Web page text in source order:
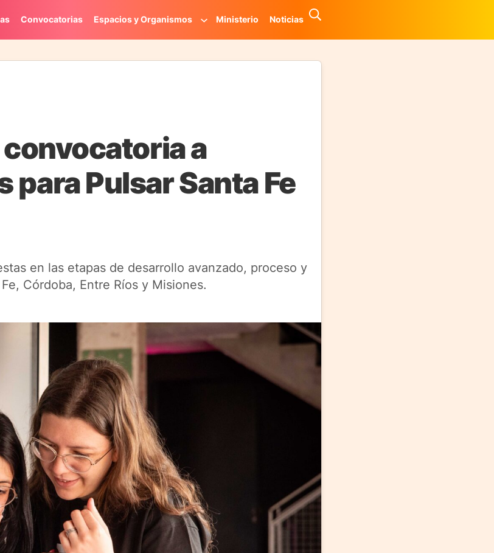
Convocatorias Espacios y Organismos Ministerio Noticias
a
Pulsar Santa Fe
en las etapas de desarrollo avanzado, proceso y
Córdoba, Entre Ríos y Misiones.